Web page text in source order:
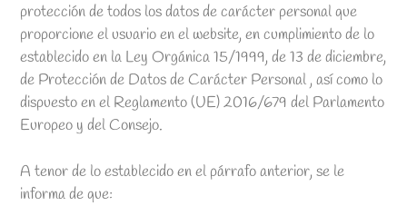
protección de todos los datos de carácter personal que
proporcione el usuario en el website, en cumplimiento de lo
establecido en la Ley Orgánica 15/1999, de 13 de diciembre,
de Protección de Datos de Carácter Personal , así como lo
dispuesto en el Reglamento (UE) 2016/679 del Parlamento
Europeo y del Consejo.
A tenor de lo establecido en el párrafo anterior, se le
informa de que: